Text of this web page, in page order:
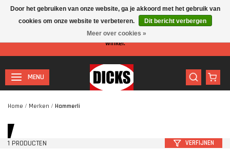
Let op: I.v.m. de zomervakantie is er minder personeel aanwezig in de
winkel.
MENU
Home / Merken / Hammerli
1 PRODUCTEN VERFIJNEN
Door het gebruiken van onze website, ga je akkoord met het gebruik van
cookies om onze website te verbeteren.
Dit bericht verbergen
Meer over cookies »